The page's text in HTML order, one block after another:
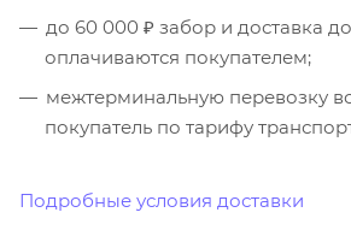
до 60 000 ₽ забор и доставка
оплачиваются покупателем;
межтерминальную перевозку
покупатель по тарифу
Подробные условия доставки